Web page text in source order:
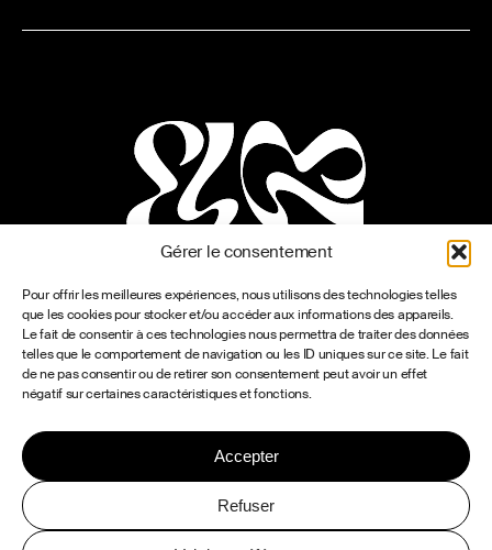
Gérer le consentement
Pour offrir les meilleures expériences, nous utilisons des technologies telles
que les cookies pour stocker et/ou accéder aux informations des appareils.
Le fait de consentir à ces technologies nous permettra de traiter des données
telles que le comportement de navigation ou les ID uniques sur ce site. Le fait
de ne pas consentir ou de retirer son consentement peut avoir un effet
négatif sur certaines caractéristiques et fonctions.
Accepter
Refuser